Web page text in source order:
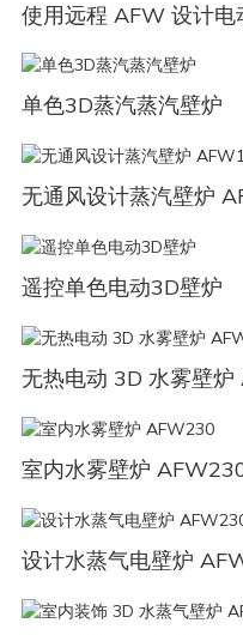
使用远程 AFW 设计
单色3D蒸汽蒸汽壁炉
无通风设计蒸汽壁炉
遥控单色电动3D壁炉
无热电动 3D 水雾壁
室内水雾壁炉
设计水蒸气电壁炉